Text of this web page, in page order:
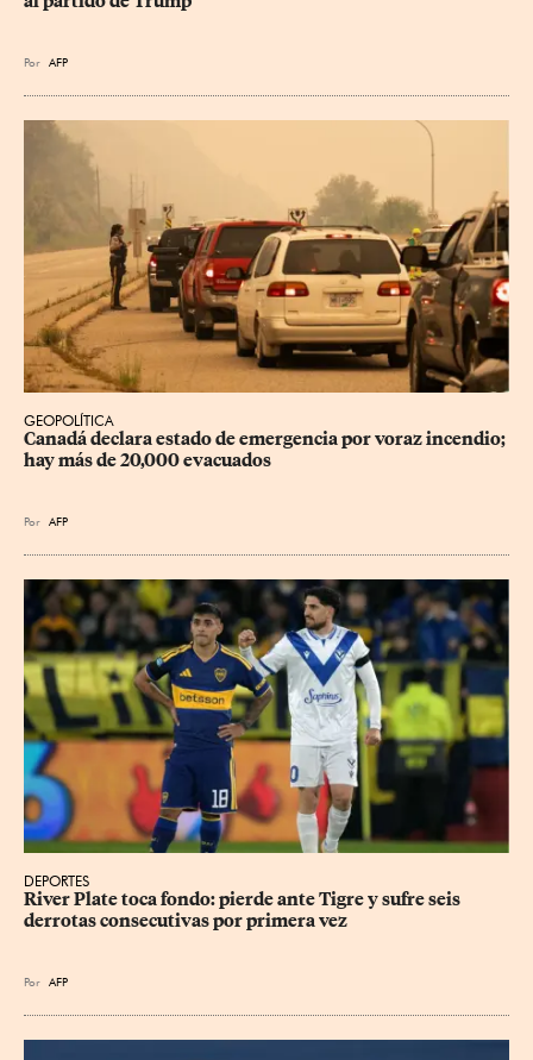
Por AFP
GEOPOLÍTICA
Canadá declara estado de emergencia por voraz incendio;
hay más de 20,000 evacuados
Por AFP
DEPORTES
River Plate toca fondo: pierde ante Tigre y sufre seis
derrotas consecutivas por primera vez
Por AFP